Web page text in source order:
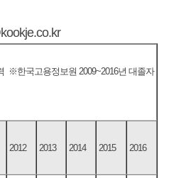
※한국고용정보원 2009~2016년 대졸자
2012 2013 2014 2015 2016